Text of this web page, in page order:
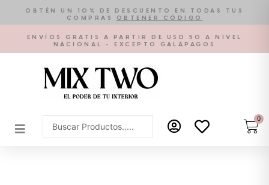
contenido
OBTÉN UN 10% DE DESCUENTO EN TODAS TUS
COMPRAS
OBTENER CÓDIGO
ENVÍOS GRATIS A PARTIR DE USD 50 A NIVEL
NACIONAL - EXCEPTO GALÁPAGOS
Search
...
0